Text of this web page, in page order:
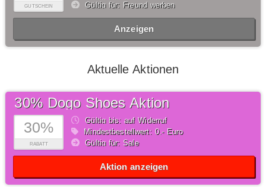
GUTSCHEIN
Gültig für: Freund werben
Anzeigen
Aktuelle Aktionen
30%
RABATT
30% Dogo Shoes Aktion
Gültig bis: auf Widerruf
Mindestbestellwert: 0,- Euro
Gültig für: Sale
Aktion anzeigen